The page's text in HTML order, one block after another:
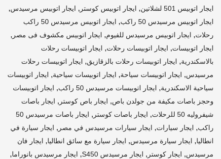
ايجار اتوبيس 501 لشلاتين , ايجار اتوبيس كوستر , ايجار اتوبيس مرسيدس,
ايجار اتوبيس مرسيدس 50 راكب ,
ايجار اتوبيس مرسيدس 50 راكب
رحلات, ايجار اتوبيس مرسيدس للفيوم, ايجار اتوبيس مكشوف فى مصر ,
ايجار اتوبيسات, ايجار اتوبيسات رحلات, ايجار اتوبيسات رحلات
بالاسكندرية, ايجار اتوبيسات رحلات بالزقازيق, ايجار اتوبيسات رحلات
مرسيدس, ايجار اتوبيسات سياحة, ايجار اتوبيسات سياحية, ايجار اتوبيسات
سياحية الاسكندرية, ايجار اتوبيسات مرسيدس 50 راكب , ايجار اتوبيسات
وحجز باصات مكيفة من جولدن باص, ايجار باص كوستر , ايجار باصات
شيفروليه 50 للرحلات
, ايجار باصات كوستر ,
ايجار باصات مرسيدس 50
راكب, ايجار سيارات, ايجار سيارات مرسيدس في مصر , ايجار سيارة في
انطاليا, ايجار سيارة مرسيدس, ايجار سيارة مع سائق انطاليا, ايجار فان
مرسيدس, ايجار كوستر , ايجار مرسيدس S450 , ايجار مرسيدس بانوراما,